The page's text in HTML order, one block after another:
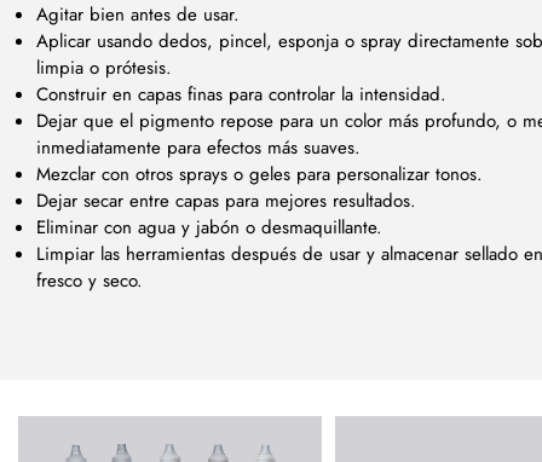
Agitar bien antes de usar.
Aplicar usando dedos, pincel, esponja o spray directamente
limpia o prótesis.
Construir en capas finas para controlar la intensidad.
Dejar que el pigmento repose para un color más profundo, o
inmediatamente para efectos más suaves.
Mezclar con otros sprays o geles para personalizar tonos.
Dejar secar entre capas para mejores resultados.
Eliminar con agua y jabón o desmaquillante.
Limpiar las herramientas después de usar y almacenar sellado
fresco y seco.